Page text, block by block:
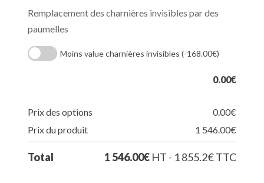
Remplacement des charnières invisibles par des
paumelles
Moins value charnières invisibles (-168.00€)
0.00€
Prix des options 0.00€
Prix du produit
1 546.00€
Total 1 546.00€ HT - 1 855.2€TTC